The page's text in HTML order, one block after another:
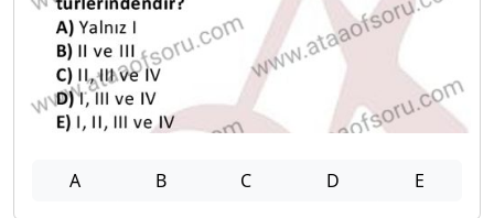
A B C D E